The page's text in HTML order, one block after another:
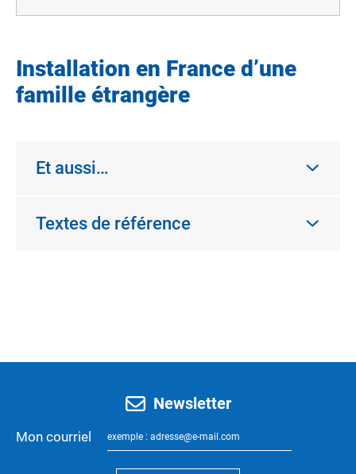
Installation en France d’une
famille étrangère
Et aussi…
Textes de référence
Newsletter
Mon courriel